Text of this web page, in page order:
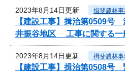
2023年8月14日更新 揖斐農林
【建設工事】揖治第0509
井振谷地区 工事に関する一
2023年8月14日更新 揖斐農林
【建設工事】揖治第0508